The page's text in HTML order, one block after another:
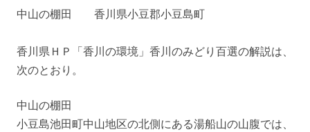
中山の棚田 香川県小豆郡小豆島町
香川県ＨＰ「香川の環境」香川のみどり百選の解説は、
次のとおり。
中山の棚田
小豆島池田町中山地区の北側にある湯船山の山腹では、